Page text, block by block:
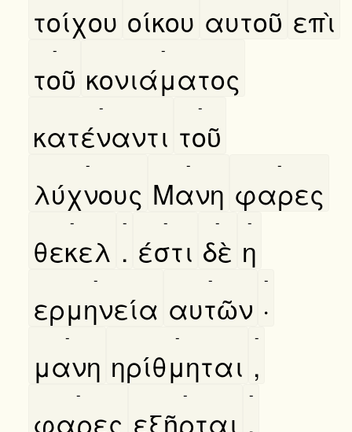
τοίχου οίκου αυτοῦ επὶ
τοῦ
-
κονιάματος
-
κατέναντι
-
τοῦ
-
λύχνους
-
Μανη
-
φαρες
-
θεκελ
-
.
-
έστι
-
δὲ
-
η
-
ερμηνεία
-
αυτῶν
-
·
-
μανη
-
ηρίθμηται
-
,
-
φαρες
-
εξῆρται
-
,
-